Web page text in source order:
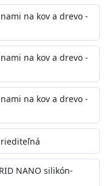
nátery
Primer 100% a
medzi 5°C až
na kov a drevo -
na kov a drevo -
na kov a drevo -
NANO silikón-